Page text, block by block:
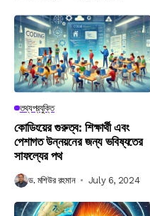
তথ্যপ্রযুক্তি
কোডিংয়ের গুরুত্ব: শিক্ষার্থী এবং
পেশাগত উন্নয়নের জন্য ভবিষ্যতের
সাফল্যের পথ
ড. মশিউর রহমান July 6, 2024